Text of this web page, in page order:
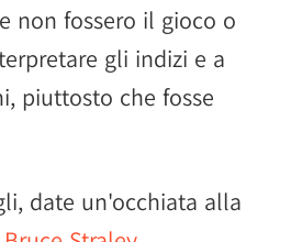
non fossero il gioco o
gli indizi e a
piuttosto che fosse
date un'occhiata alla